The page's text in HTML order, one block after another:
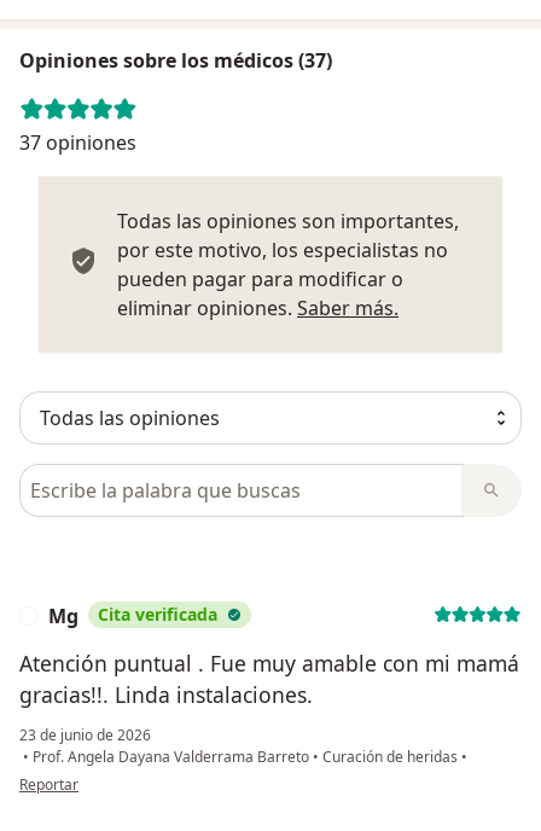
Opiniones sobre los médicos (37)
37 opiniones
Todas las opiniones son importantes,
por este motivo, los especialistas no
pueden pagar para modificar o
eliminar opiniones. Saber más.
Busca en opiniones
Mg Cita verificada
Atención puntual . Fue muy amable con mi mamá
gracias!!. Linda instalaciones.
23 de junio de 2026
• Prof. Angela Dayana Valderrama Barreto • Curación de heridas •
en opinión del usuario Mg
Reportar